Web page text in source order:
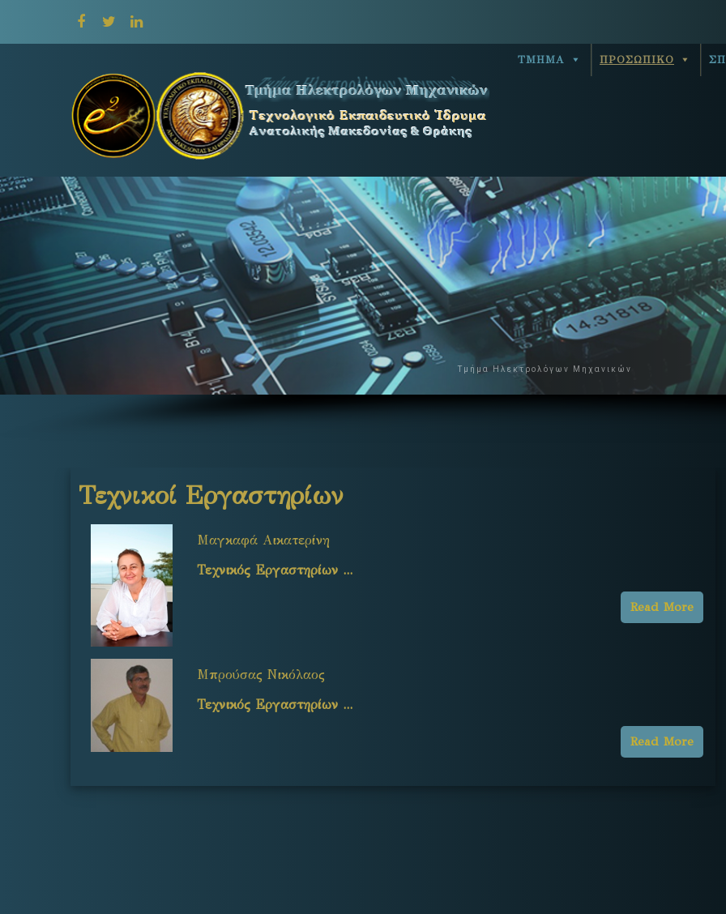
ΤΜΗΜΑ ΠΡΟΣΩΠΙΚΟ
Τμήμα Ηλεκτρολόγων Μηχανικών
Τεχνικοί Εργαστηρίων
Μαγκαφά Αικατερίνη
Τεχνικός Εργαστηρίων ...
Read More
Μπρούσας Νικόλαος
Τεχνικός Εργαστηρίων ...
Read More